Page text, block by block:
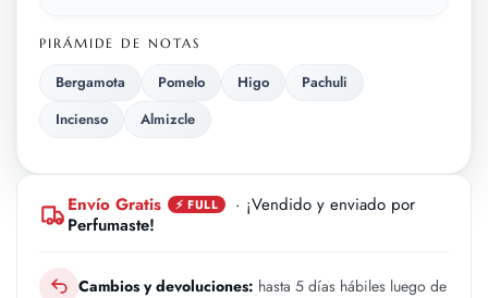
PIRÁMIDE DE NOTAS
Bergamota Pomelo Higo
Pachuli
Incienso
Almizcle
Envío Gratis ⚡ FULL
· ¡Vendido y enviado por
Perfumaste!
Cambios y devoluciones: hasta 5 días hábiles luego de